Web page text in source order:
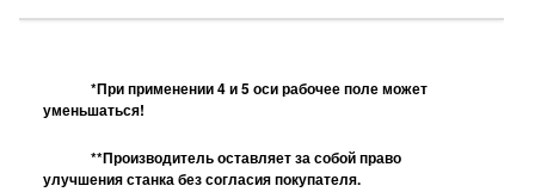
*При применении 4 и 5 оси рабочее поле может
уменьшаться!
**Производитель оставляет за собой право
улучшения станка без согласия покупателя.